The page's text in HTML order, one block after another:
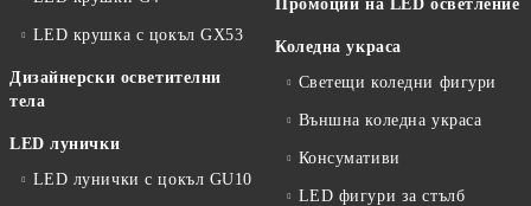
LED крушка с цокъл GX53
Дизайнерски осветителни
тела
LED лунички
LED лунички с цокъл GU10
Промоции на LED осветление
Коледна украса
Светещи коледни фигури
Външна коледна украса
Консумативи
LED фигури за стълб